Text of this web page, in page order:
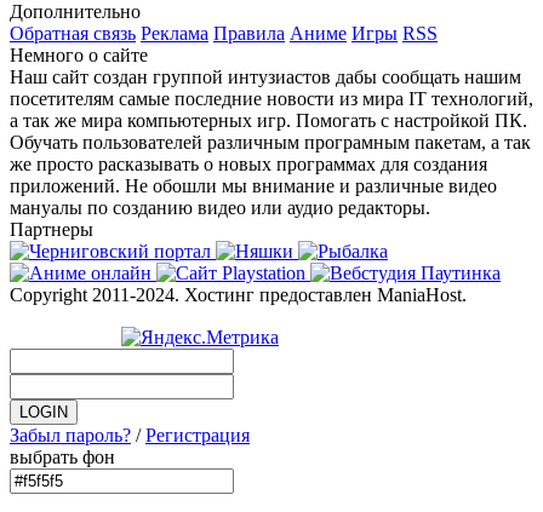
Дополнительно
Обратная связь Реклама Правила Аниме Игры RSS
Немного о сайте
Наш сайт создан группой интузиастов дабы сообщать нашим
посетителям самые последние новости из мира IT технологий,
а так же мира компьютерных игр. Помогать с настройкой ПК.
Обучать пользователей различным програмным пакетам, а так
же просто расказывать о новых программах для создания
приложений. Не обошли мы внимание и различные видео
мануалы по созданию видео или аудио редакторы.
Партнеры
Copyright 2011-2024. Хостинг предоставлен ManiaHost.
Забыл пароль? /Регистрация
выбрать фон